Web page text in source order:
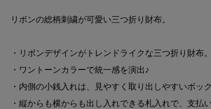
リボンの総柄刺繍が可愛い三つ折り財布。
・リボンデザインがトレンドライクな三つ折り財布。
・ワントーンカラーで統一感を演出♪
・内側の小銭入れは、見やすく取り出しやすいボック
・縦からも横からも出し入れできる札入れで、支払